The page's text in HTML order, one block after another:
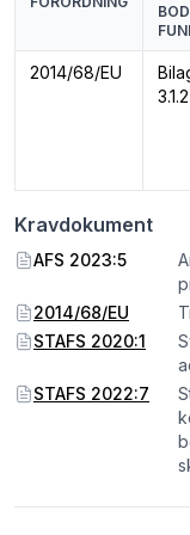
2014/68/EU
3.1.2
Kravdokument
AFS 2023:5
2014/68/EU
STAFS 2020:1
STAFS 2022:7